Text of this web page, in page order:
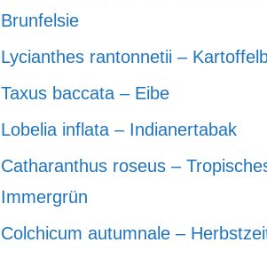
Brunfelsie
Lycianthes rantonnetii –
Taxus baccata – Eibe
Lobelia inflata – Indianertabak
Catharanthus roseus –
Immergrün
Colchicum autumnale –